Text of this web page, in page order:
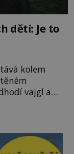
dětí: Je to
kolem
vajgl a
k němu dva
14 let.